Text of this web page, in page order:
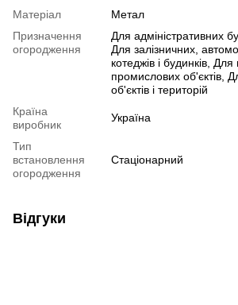
Матеріал
Метал
Призначення
огородження
Для адміністративних
Для залізничних,
котеджів і будинків,
промислових об'єктів,
об'єктів і територій
Країна
виробник
Україна
Тип
встановлення
огородження
Стаціонарний
Відгуки